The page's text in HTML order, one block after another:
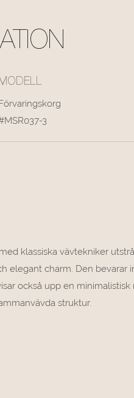
3
klassiska vävtekniker
elegant charm. Den bevarar
också upp en minimalistisk
struktur.